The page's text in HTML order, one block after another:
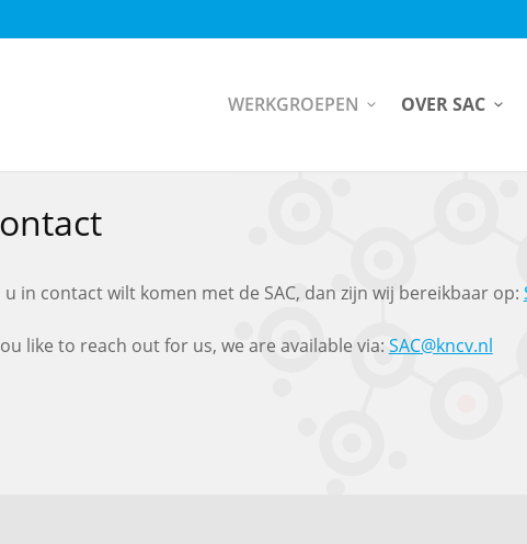
WERKGROEPEN OVER SAC
u in contact wilt komen met de SAC, dan zijn wij bereikbaar op:
like to reach out for us, we are available via: SAC@kncv.nl